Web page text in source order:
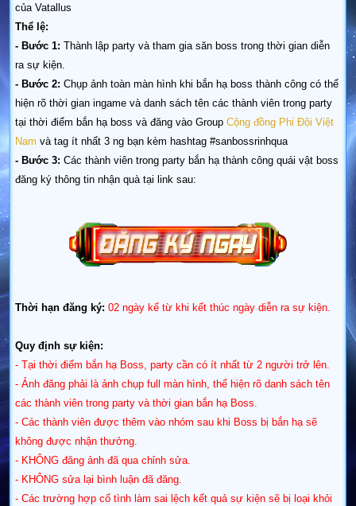
của Vatallus
Thể lệ:
- Bước 1: Thành lập party và tham gia săn boss trong thời gian diễn
ra sự kiện.
- Bước 2: Chụp ảnh toàn màn hình khi bắn hạ boss thành công có thể
hiện rõ thời gian ingame và danh sách tên các thành viên trong party
tại thời điểm bắn hạ boss và đăng vào Group Cộng đồng Phi Đội Việt
Nam và tag ít nhất 3 ng bạn kèm hashtag #sanbossrinhqua
- Bước 3: Các thành viên trong party bắn hạ thành công quái vật boss
đăng ký thông tin nhận quà tại link sau:
Thời hạn đăng ký: 02 ngày kể từ khi kết thúc ngày diễn ra sự kiện.
Quy định sự kiện:
- Tại thời điểm bắn hạ Boss, party cần có ít nhất từ 2 người trở lên.
- Ảnh đăng phải là ảnh chụp full màn hình, thể hiện rõ danh sách tên
các thành viên trong party và thời gian bắn hạ Boss.
- Các thành viên được thêm vào nhóm sau khi Boss bị bắn hạ sẽ
không được nhận thưởng.
- KHÔNG đăng ảnh đã qua chỉnh sửa.
- KHÔNG sửa lại bình luận đã đăng.
- Các trường hợp cố tình làm sai lệch kết quả sự kiện sẽ bị loại khỏi